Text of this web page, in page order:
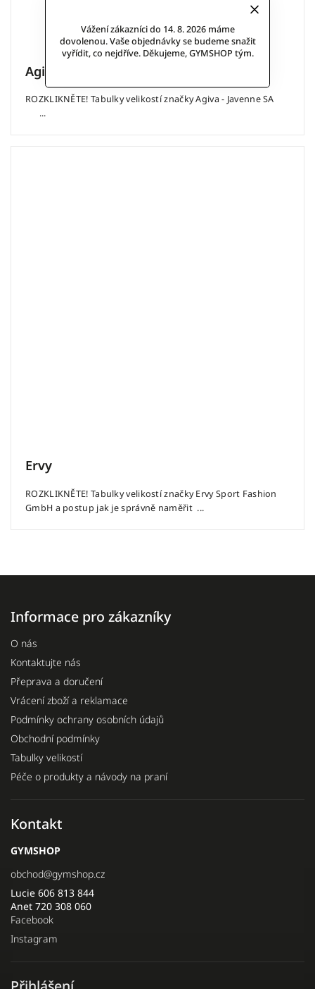
Vážení zákazníci do 14. 8. 2026 máme
dovolenou. Vaše objednávky se budeme snažit
vyřídit, co nejdříve. Děkujeme, GYMSHOP tým.
Agiva
ROZKLIKNĚTE! Tabulky velikostí značky Agiva - Javenne SA
...
Ervy
ROZKLIKNĚTE! Tabulky velikostí značky Ervy Sport Fashion
GmbH a postup jak je správně naměřit ...
Informace pro zákazníky
O nás
Kontaktujte nás
Přeprava a doručení
Vrácení zboží a reklamace
Podmínky ochrany osobních údajů
Obchodní podmínky
Tabulky velikostí
Péče o produkty a návody na praní
Kontakt
GYMSHOP
obchod@gymshop.cz
Lucie 606 813 844
Anet 720 308 060
Facebook
Instagram